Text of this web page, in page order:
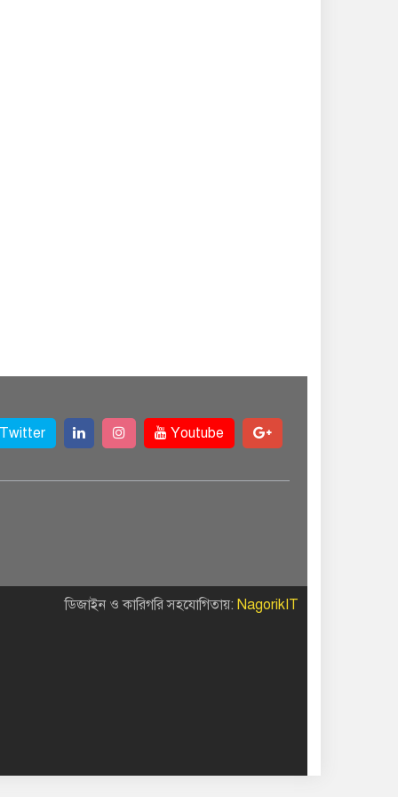
Twitter Youtube
ডিজাইন ও কারিগরি সহযোগিতায়: NagorikIT